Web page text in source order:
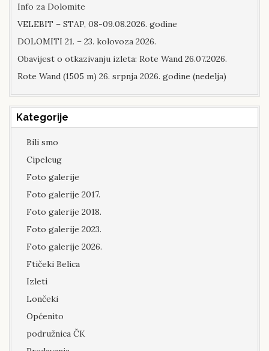
Info za Dolomite
VELEBIT – STAP, 08-09.08.2026. godine
DOLOMITI 21. – 23. kolovoza 2026.
Obavijest o otkazivanju izleta: Rote Wand 26.07.2026.
Rote Wand (1505 m) 26. srpnja 2026. godine (nedelja)
Kategorije
Bili smo
Cipelcug
Foto galerije
Foto galerije 2017.
Foto galerije 2018.
Foto galerije 2023.
Foto galerije 2026.
Ftičeki Belica
Izleti
Lončeki
Općenito
podružnica ČK